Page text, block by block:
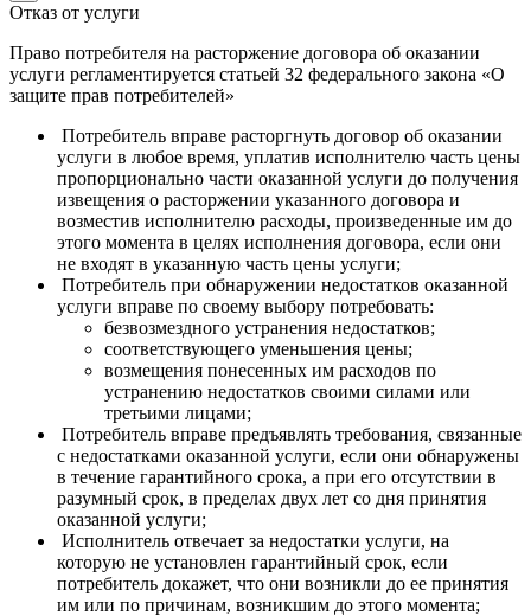
Отказ от услуги
Право потребителя на расторжение договора об оказании
услуги регламентируется статьей 32 федерального закона «О
защите прав потребителей»
Потребитель вправе расторгнуть договор об оказании
услуги в любое время, уплатив исполнителю часть цены
пропорционально части оказанной услуги до получения
извещения о расторжении указанного договора и
возместив исполнителю расходы, произведенные им до
этого момента в целях исполнения договора, если они
не входят в указанную часть цены услуги;
Потребитель при обнаружении недостатков оказанной
услуги вправе по своему выбору потребовать:
безвозмездного устранения недостатков;
соответствующего уменьшения цены;
возмещения понесенных им расходов по
устранению недостатков своими силами или
третьими лицами;
Потребитель вправе предъявлять требования, связанные
с недостатками оказанной услуги, если они обнаружены
в течение гарантийного срока, а при его отсутствии в
разумный срок, в пределах двух лет со дня принятия
оказанной услуги;
Исполнитель отвечает за недостатки услуги, на
которую не установлен гарантийный срок, если
потребитель докажет, что они возникли до ее принятия
им или по причинам, возникшим до этого момента;